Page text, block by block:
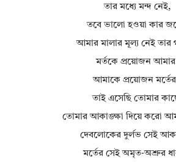
তার মধ্যে মন্দ নেই,
তবে ভালো হওয়া কার
আমার মালার মূল্য নেই তার
মর্তকে প্রয়োজন
আমাকে প্রয়োজন
তাই এসেছি তোমার
তোমার আকাঙ্ক্ষা দিয়ে করো
দেবলোকের দুর্লভ সেই
মর্তের সেই অমৃত‐অশ্রুর